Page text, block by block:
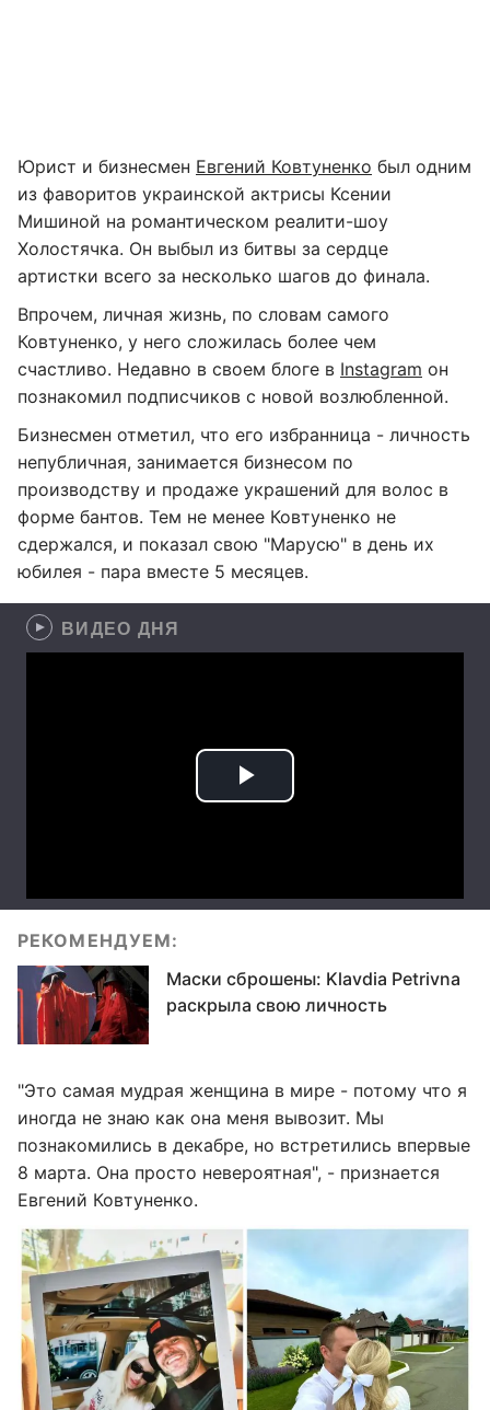
Юрист и бизнесмен Евгений Ковтуненко был одним
из фаворитов украинской актрисы Ксении
Мишиной на романтическом реалити-шоу
Холостячка. Он выбыл из битвы за сердце
артистки всего за несколько шагов до финала.
Впрочем, личная жизнь, по словам самого
Ковтуненко, у него сложилась более чем
счастливо. Недавно в своем блоге в Instagram он
познакомил подписчиков с новой возлюбленной.
Бизнесмен отметил, что его избранница - личность
непубличная, занимается бизнесом по
производству и продаже украшений для волос в
форме бантов. Тем не менее Ковтуненко не
сдержался, и показал свою "Марусю" в день их
юбилея - пара вместе 5 месяцев.
ВИДЕО ДНЯ
РЕКОМЕНДУЕМ:
Маски сброшены: Klavdia Petrivna
раскрыла свою личность
"Это самая мудрая женщина в мире - потому что я
иногда не знаю как она меня вывозит. Мы
познакомились в декабре, но встретились впервые
8 марта. Она просто невероятная", - признается
Евгений Ковтуненко.